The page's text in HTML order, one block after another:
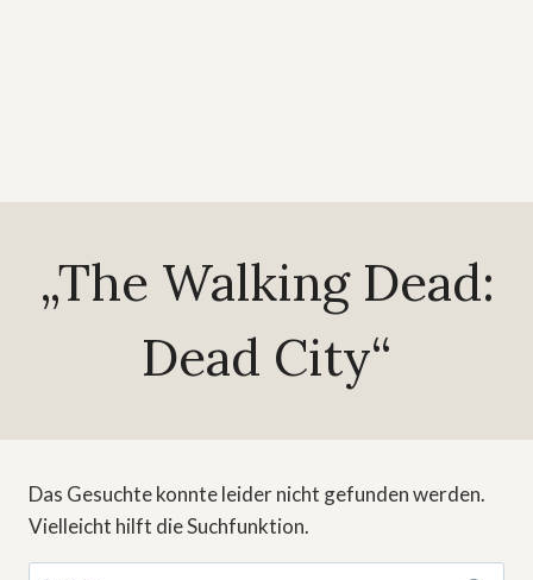
„The Walking Dead:
Dead City“
Das Gesuchte konnte leider nicht gefunden werden.
Vielleicht hilft die Suchfunktion.